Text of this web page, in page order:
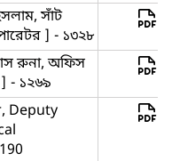
সাঁট
] - ১৩২৮
রুনা, অফিস
] - ১২৬৯
Deputy